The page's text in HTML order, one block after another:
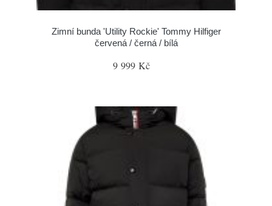
Zimní bunda 'Utility Rockie' Tommy Hilfiger
červená / černá / bílá
9 999 Kč